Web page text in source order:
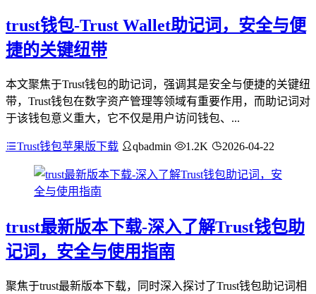
trust钱包-Trust Wallet助记词，安全与便
捷的关键纽带
本文聚焦于Trust钱包的助记词，强调其是安全与便捷的关键纽
带，Trust钱包在数字资产管理等领域有重要作用，而助记词对
于该钱包意义重大，它不仅是用户访问钱包、...
Trust钱包苹果版下载 qbadmin 1.2K 2026-04-22
trust最新版本下载-深入了解Trust钱包助
记词，安全与使用指南
聚焦于trust最新版本下载，同时深入探讨了Trust钱包助记词相